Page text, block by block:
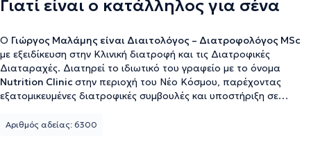
Γιατί είναι ο κατάλληλος για σένα
Ο Γιώργος Μαλάμης είναι Διαιτολόγος – Διατροφολόγος MSc
με εξειδίκευση στην Κλινική διατροφή και τις Διατροφικές
Διαταραχές. Διατηρεί το ιδιωτικό του γραφείο με το όνομα
Nutrition Clinic στην περιοχή του Νέο Κόσμου, παρέχοντας
εξατομικευμένες διατροφικές συμβουλές και υποστήριξη σε
υγεία τους. Είναι απόφοιτος του τμήματος Διατροφής και
Αριθμός αδείας: 6300